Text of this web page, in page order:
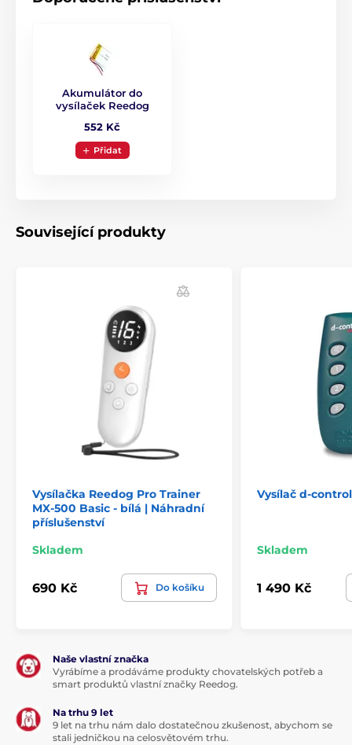
Akumulátor do
vysílaček Reedog
552 Kč
Přidat
Související produkty
Vysílačka Reedog Pro Trainer
MX-500 Basic - bílá | Náhradní
příslušenství
Skladem
690 Kč Do košíku
Vysílač d-
Skladem
1 490 Kč
Naše vlastní značka
Vyrábíme a prodáváme produkty chovatelských potřeb a
smart produktů vlastní značky Reedog.
Na trhu 9 let
9 let na trhu nám dalo dostatečnou zkušenost, abychom se
stali jedničkou na celosvětovém trhu.